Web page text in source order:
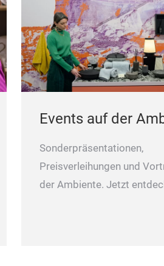
Events auf der
Sonderpräsentationen,
Preisverleihungen und
der Ambiente. Jetzt